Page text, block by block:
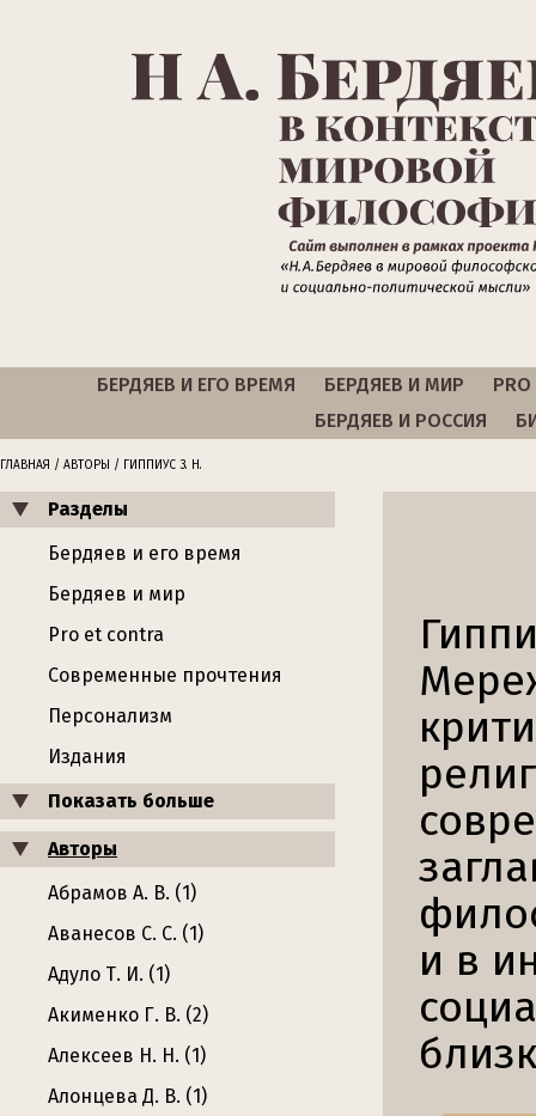
БЕРДЯЕВ И ЕГО ВРЕМЯ БЕРДЯЕВ И МИР
PRO
БЕРДЯЕВ И РОССИЯ
ГЛАВНАЯ / АВТОРЫ / ГИППИУС З. Н.
Разделы
Бердяев и его время
Бердяев и мир
Pro et contra
Современные прочтения
Персонализм
Издания
Показать больше
Авторы
Абрамов А. В. (1)
Аванесов С. С. (1)
Адуло Т. И. (1)
Акименко Г. В. (2)
Алексеев Н. Н. (1)
Алонцева Д. В. (1)
и в